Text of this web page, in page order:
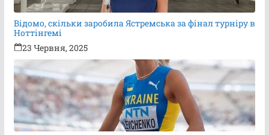
Відомо, скільки заробила Ястремська за фінал турніру в
Ноттінгемі
23 Червня, 2025